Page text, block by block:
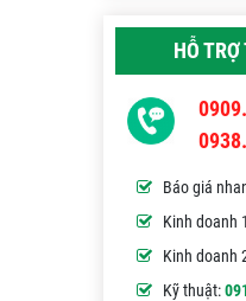
HỖ TRỢ
Báo giá
Kinh doanh
Kinh doanh
Kỹ thuật: